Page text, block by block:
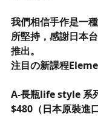
我們相信手作是一
所堅持，感謝日本
推出。
注目の新課程
A-長瓶life style 系
$480（日本原裝進